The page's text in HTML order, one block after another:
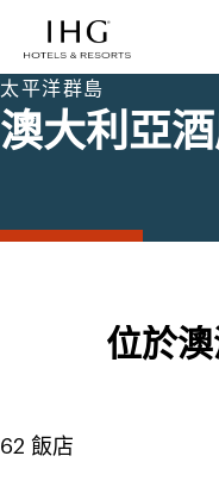
太平洋群島
澳大利亞
位於
62 飯店